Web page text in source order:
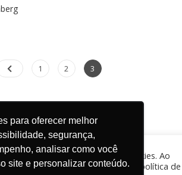
para oferecer melhor
segurança,
analisar como você
site e personalizar conteúdo.
1 2 3
Estratégico Soja Brasil usa cookies. Ao
você concorda com nossa política de